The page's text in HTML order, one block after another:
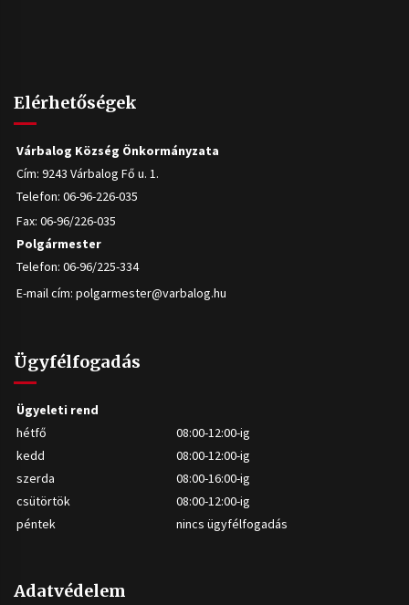
Elérhetőségek
Várbalog Község Önkormányzata
Cím: 9243 Várbalog Fő u. 1.
Telefon: 06-96-226-035
Fax: 06-96/226-035
Polgármester
Telefon: 06-96/225-334
E-mail cím: polgarmester@varbalog.hu
Ügyfélfogadás
Ügyeleti rend
hétfő
08:00-12:00-ig
kedd
08:00-12:00-ig
szerda
08:00-16:00-ig
csütörtök
08:00-12:00-ig
péntek
nincs ügyfélfogadás
Adatvédelem